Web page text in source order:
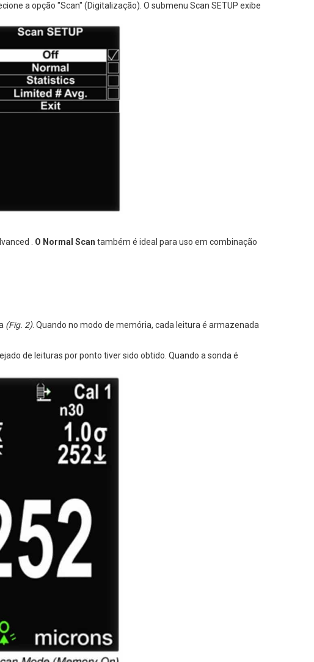
a opção "Scan" (Digitalização). O submenu Scan SETUP exibe
. O Normal Scan também é ideal para uso em combinação
(Fig. 2). Quando no modo de memória, cada leitura é armazenada
de leituras por ponto tiver sido obtido. Quando a sonda é